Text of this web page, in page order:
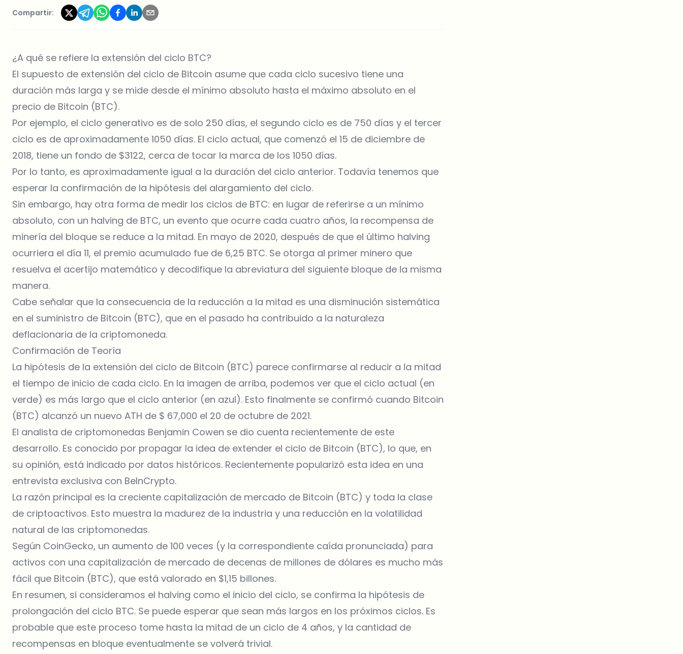
Compartir:
¿A qué se refiere la extensión del ciclo BTC?
El supuesto de extensión del ciclo de Bitcoin asume que cada ciclo sucesivo tiene una
duración más larga y se mide desde el mínimo absoluto hasta el máximo absoluto en el
precio de Bitcoin (BTC).
Por ejemplo, el ciclo generativo es de solo 250 días, el segundo ciclo es de 750 días y el tercer
ciclo es de aproximadamente 1050 días. El ciclo actual, que comenzó el 15 de diciembre de
2018, tiene un fondo de $3122, cerca de tocar la marca de los 1050 días.
Por lo tanto, es aproximadamente igual a la duración del ciclo anterior. Todavía tenemos que
esperar la confirmación de la hipótesis del alargamiento del ciclo.
Sin embargo, hay otra forma de medir los ciclos de BTC: en lugar de referirse a un mínimo
absoluto, con un halving de BTC, un evento que ocurre cada cuatro años, la recompensa de
minería del bloque se reduce a la mitad. En mayo de 2020, después de que el último halving
ocurriera el día 11, el premio acumulado fue de 6,25 BTC. Se otorga al primer minero que
resuelva el acertijo matemático y decodifique la abreviatura del siguiente bloque de la misma
manera.
Cabe señalar que la consecuencia de la reducción a la mitad es una disminución sistemática
en el suministro de Bitcoin (BTC), que en el pasado ha contribuido a la naturaleza
deflacionaria de la criptomoneda.
Confirmación de Teoría
La hipótesis de la extensión del ciclo de Bitcoin (BTC) parece confirmarse al reducir a la mitad
el tiempo de inicio de cada ciclo. En la imagen de arriba, podemos ver que el ciclo actual (en
verde) es más largo que el ciclo anterior (en azul). Esto finalmente se confirmó cuando Bitcoin
(BTC) alcanzó un nuevo ATH de $ 67,000 el 20 de octubre de 2021.
El analista de criptomonedas Benjamin Cowen se dio cuenta recientemente de este
desarrollo. Es conocido por propagar la idea de extender el ciclo de Bitcoin (BTC), lo que, en
su opinión, está indicado por datos históricos. Recientemente popularizó esta idea en una
entrevista exclusiva con BeInCrypto.
La razón principal es la creciente capitalización de mercado de Bitcoin (BTC) y toda la clase
de criptoactivos. Esto muestra la madurez de la industria y una reducción en la volatilidad
natural de las criptomonedas.
Según CoinGecko, un aumento de 100 veces (y la correspondiente caída pronunciada) para
activos con una capitalización de mercado de decenas de millones de dólares es mucho más
fácil que Bitcoin (BTC), que está valorado en $1,15 billones.
En resumen, si consideramos el halving como el inicio del ciclo, se confirma la hipótesis de
prolongación del ciclo BTC. Se puede esperar que sean más largos en los próximos ciclos. Es
probable que este proceso tome hasta la mitad de un ciclo de 4 años, y la cantidad de
recompensas en bloque eventualmente se volverá trivial.